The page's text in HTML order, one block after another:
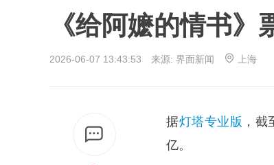
《给阿嬷的情书》
2026-06-07 13:43:53 来源: 界面新闻 上海
据灯塔专业版 ，
亿。